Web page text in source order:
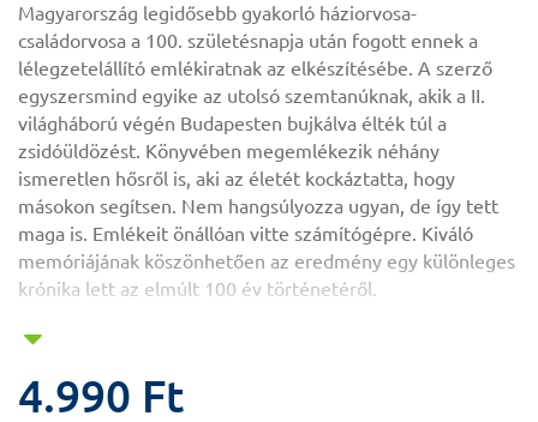
Magyarország legidősebb gyakorló háziorvosa-
családorvosa a 100. születésnapja után fogott ennek a
lélegzetelállító emlékiratnak az elkészítésébe. A szerző
egyszersmind egyike az utolsó szemtanúknak, akik a II.
világháború végén Budapesten bujkálva élték túl a
zsidóüldözést. Könyvében megemlékezik néhány
ismeretlen hősről is, aki az életét kockáztatta, hogy
másokon segítsen. Nem hangsúlyozza ugyan, de így tett
maga is. Emlékeit önállóan vitte számítógépre. Kiváló
memóriájának köszönhetően az eredmény egy különleges
krónika lett az elmúlt 100 év történetéről.
4.990 Ft